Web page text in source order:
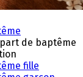
de baptême
fille